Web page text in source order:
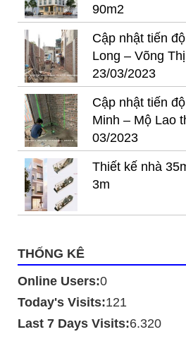
90m2
Cập nhật tiến
Long – Võng Thị
23/03/2023
Cập nhật tiến
Minh – Mộ Lao
03/2023
Thiết kế nhà
3m
THỐNG KÊ
Online Users:0
Today's Visits:121
Last 7 Days Visits:6.320